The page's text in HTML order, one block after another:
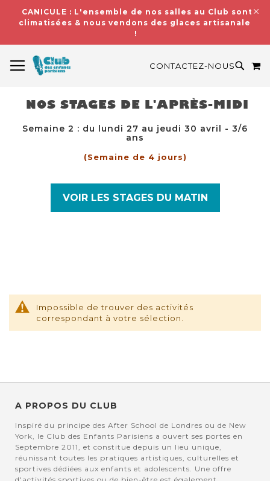
CANICULE : L'ensemble de nos salles au Club sont
climatisées & nous vendons des glaces artisanales
!
CONTACTEZ-NOUS
NOS STAGES DE L'APRÈS-MIDI
Semaine 2 : du lundi 27 au jeudi 30 avril - 3/6
ans
(Semaine de 4 jours)
VOIR LES STAGES DU MATIN
Impossible de trouver des activités
correspondant à votre sélection.
A PROPOS DU CLUB
Inspiré du principe des After School de Londres ou de New
York, le Club des Enfants Parisiens a ouvert ses portes en
Septembre 2011, et constitue depuis un lieu unique,
réunissant toutes les pratiques artistiques, culturelles et
sportives dédiées aux enfants et adolescents. Une offre